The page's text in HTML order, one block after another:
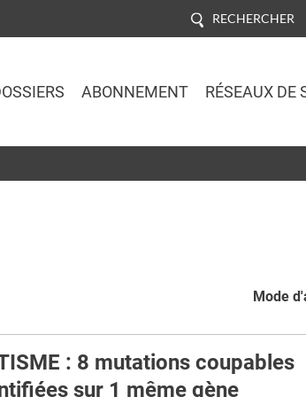
RECHERCHER
ABONNEMENT RÉSEAUX DE
Mode
: 8 mutations coupables
sur 1 même gène